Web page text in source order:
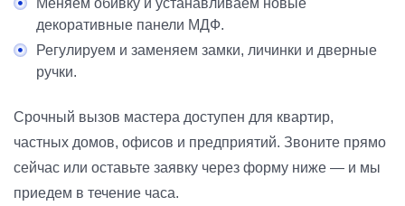
декоративные панели МДФ.
Регулируем и заменяем замки, личинки и дверные
ручки.
Срочный вызов мастера доступен для квартир,
частных домов, офисов и предприятий. Звоните прямо
сейчас или оставьте заявку через форму ниже — и мы
приедем в течение часа.